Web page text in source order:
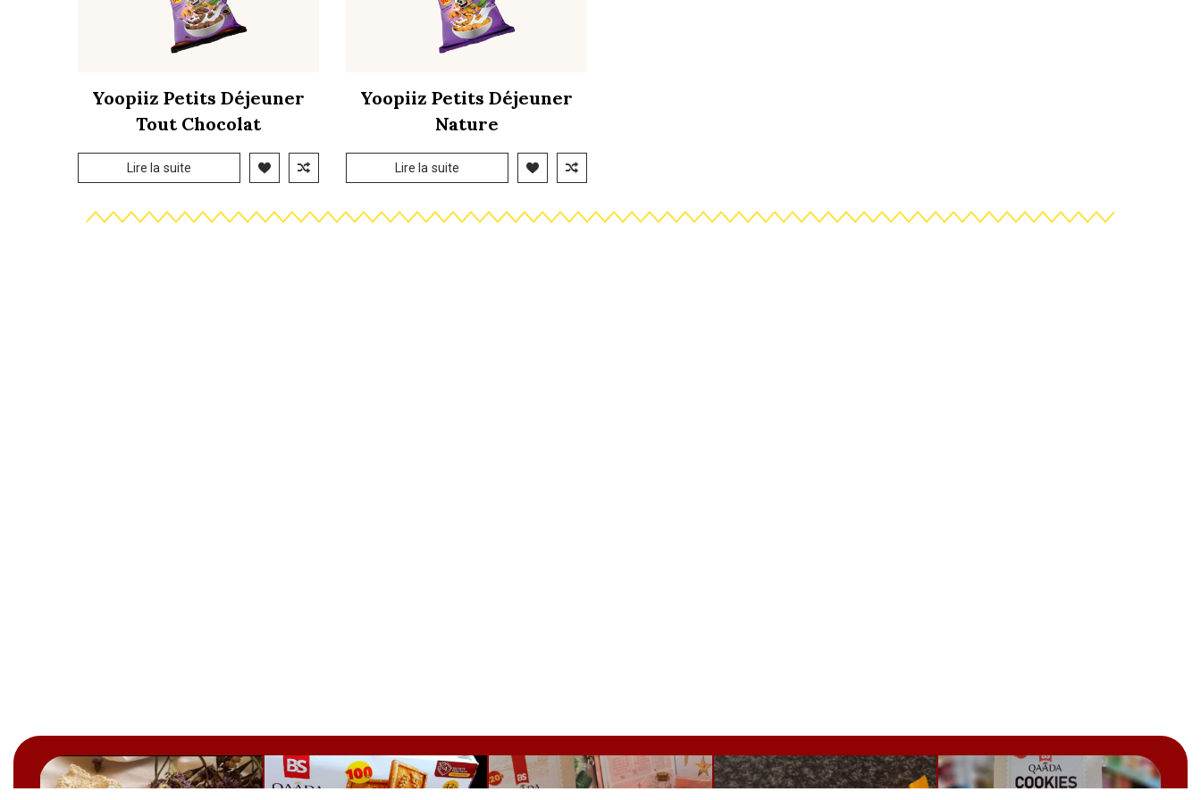
Yoopiiz Petits Déjeuner
Tout Chocolat
Lire la suite
Yoopiiz Petits Déjeuner
Nature
Lire la suite